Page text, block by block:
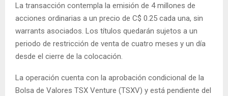
La transacción contempla la emisión de 4 millones de
acciones ordinarias a un precio de C$ 0.25 cada una, sin
warrants asociados. Los títulos quedarán sujetos a un
periodo de restricción de venta de cuatro meses y un día
desde el cierre de la colocación.
La operación cuenta con la aprobación condicional de la
Bolsa de Valores TSX Venture (TSXV) y está pendiente del